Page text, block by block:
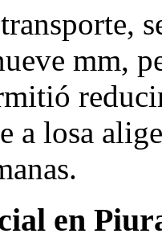
mm,
a losa
en